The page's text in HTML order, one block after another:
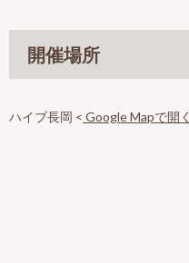
開催場所
ハイブ長岡 < Google Mapで開く